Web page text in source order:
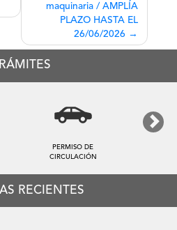
maquinaria / AMPLÍA
PLAZO HASTA EL
26/06/2026
PERMISO DE
CIRCULACIÓN
Next
RECIENTES